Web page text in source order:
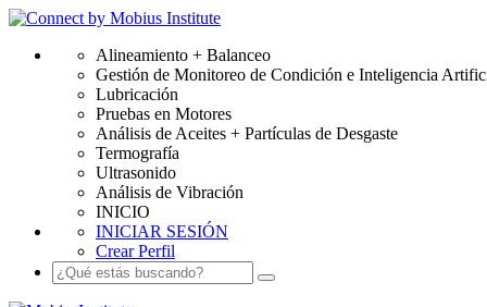
Alineamiento + Balanceo
Gestión de Monitoreo de Condición e Inteligencia
Lubricación
Pruebas en Motores
Análisis de Aceites + Partículas de Desgaste
Termografía
Ultrasonido
Análisis de Vibración
INICIO
INICIAR SESIÓN
Crear Perfil